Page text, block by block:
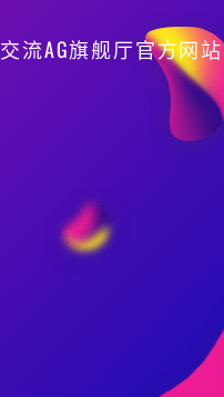
交流AG旗舰厅官方网站